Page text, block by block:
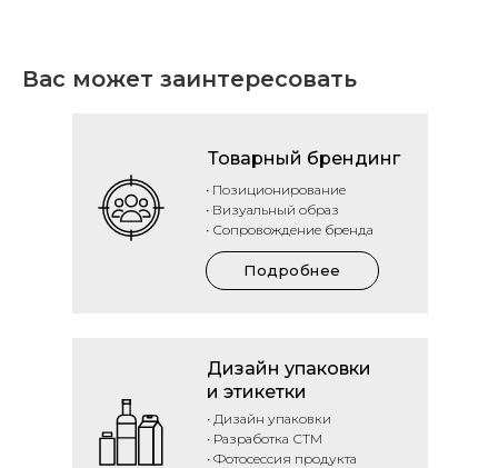
Вас может заинтересовать
Подробнее
Товарный брендинг
Дизайн упаковки
и этикетки
• Дизайн упаковки
• Разработка СТМ
• Фотосессия продукта
• Позиционирование
• Визуальный образ
• Сопровождение бренда